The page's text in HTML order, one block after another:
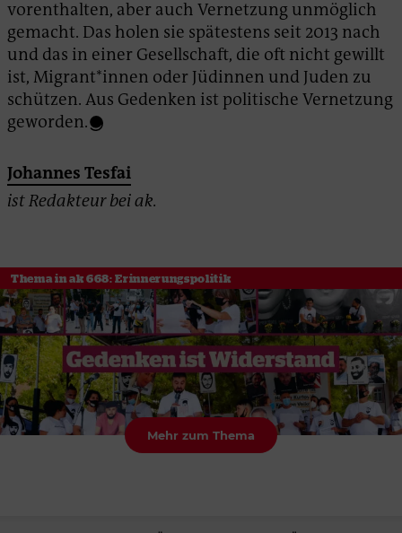
vorenthalten, aber auch Vernetzung unmöglich
gemacht. Das holen sie spätestens seit 2013 nach
und das in einer Gesellschaft, die oft nicht gewillt
ist, Migrant*innen oder Jüdinnen und Juden zu
schützen. Aus Gedenken ist politische Vernetzung
geworden.
Johannes Tesfai
ist Redakteur bei ak.
Thema in ak 668: Erinnerungspolitik
Mehr zum Thema